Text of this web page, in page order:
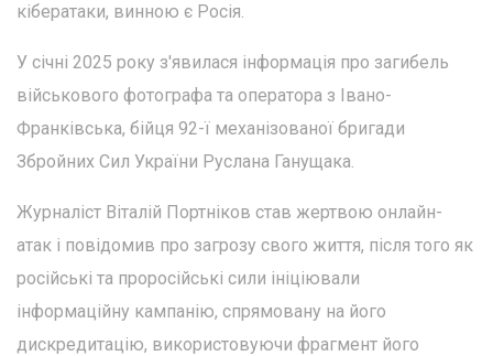
кібератаки, винною є Росія.
У січні 2025 року з'явилася інформація про загибель
військового фотографа та оператора з Івано-
Франківська, бійця 92-ї механізованої бригади
Збройних Сил України Руслана Ганущака.
Журналіст Віталій Портніков став жертвою онлайн-
атак і повідомив про загрозу свого життя, після того як
російські та проросійські сили ініціювали
інформаційну кампанію, спрямовану на його
дискредитацію, використовуючи фрагмент його